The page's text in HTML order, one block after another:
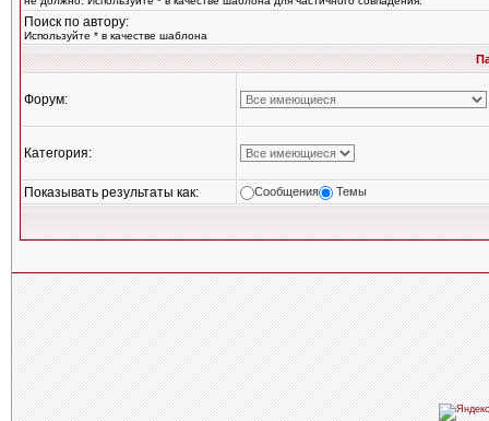
Поиск по автору:
Используйте * в качестве шаблона
Форум:
Категория:
Показывать результаты как: Сообщения Темы